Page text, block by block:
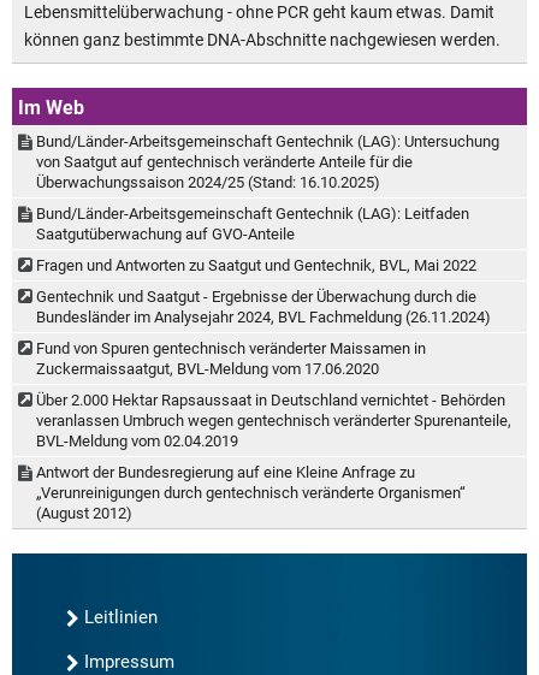
Lebensmittelüberwachung - ohne PCR geht kaum etwas. Damit
können ganz bestimmte DNA-Abschnitte nachgewiesen werden.
Im Web
Bund/Länder-Arbeitsgemeinschaft Gentechnik (LAG): Untersuchung
von Saatgut auf gentechnisch veränderte Anteile für die
Überwachungssaison 2024/25 (Stand: 16.10.2025)
Bund/Länder-Arbeitsgemeinschaft Gentechnik (LAG): Leitfaden
Saatgutüberwachung auf GVO-Anteile
Fragen und Antworten zu Saatgut und Gentechnik, BVL, Mai 2022
Gentechnik und Saatgut - Ergebnisse der Überwachung durch die
Bundesländer im Analysejahr 2024, BVL Fachmeldung (26.11.2024)
Fund von Spuren gentechnisch veränderter Maissamen in
Zuckermaissaatgut, BVL-Meldung vom 17.06.2020
Über 2.000 Hektar Rapsaussaat in Deutschland vernichtet - Behörden
veranlassen Umbruch wegen gentechnisch veränderter Spurenanteile,
BVL-Meldung vom 02.04.2019
Antwort der Bundesregierung auf eine Kleine Anfrage zu
„Verunreinigungen durch gentechnisch veränderte Organismen“
(August 2012)
Leitlinien
Impressum